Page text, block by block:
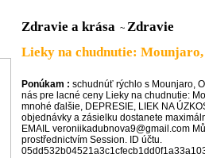
Zdravie a krása ~ Zdravie
Lieky na chudnutie: Mounjaro,
Ponúkam : schudnúť rýchlo s Mounjaro,
nás pre lacné ceny Lieky na chudnutie:
mnohé ďalšie, DEPRESIE, LIEK NA
objednávky a zásielku dostanete
EMAIL veroniikadubnova9@gmail.com
prostřednictvím Session. ID účtu.